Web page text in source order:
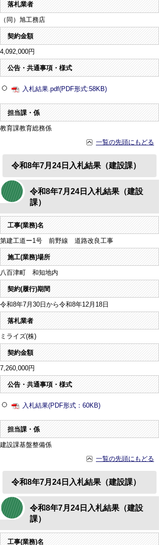
落札業者
（同）旭工務店
契約金額
4,092,000円
公告・共通事項・様式
入札結果.pdf(PDF形式:58KB)
担当課・係
教育課教育総務係
一覧の先頭にもどる
令和8年7月24日入札結果（建設課）
令和8年7月24日入札結果（建設
課）
工事(業務)名
第建工道ー1号 前野線 道路改良工事
施工(業務)場所
八百津町 和知地内
契約(履行)期間
令和8年7月30日から令和8年12月18日
落札業者
ミライズ(株)
契約金額
7,260,000円
公告・共通事項・様式
入札結果(PDF形式：60KB)
担当課・係
建設課基盤整備係
一覧の先頭にもどる
令和8年7月24日入札結果（建設課）
令和8年7月24日入札結果（建設
課）
工事(業務)名